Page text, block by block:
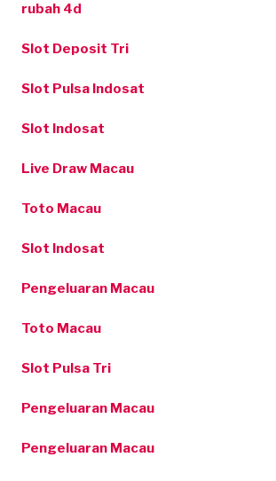
rubah 4d
Slot Deposit Tri
Slot Pulsa Indosat
Slot Indosat
Live Draw Macau
Toto Macau
Slot Indosat
Pengeluaran Macau
Toto Macau
Slot Pulsa Tri
Pengeluaran Macau
Pengeluaran Macau